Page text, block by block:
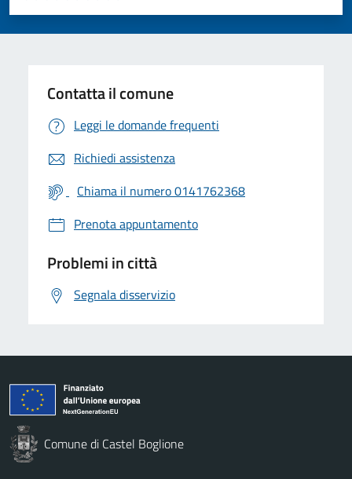
Valuta 5 stelle su 5
Valuta 4 stelle su 5
Valuta 3 stelle su 5
Valuta 2 stelle su 5
Valuta 1 stelle su 5
Contatta il comune
Leggi le domande frequenti
Richiedi assistenza
Chiama il numero 0141762368
Prenota appuntamento
Problemi in città
Segnala disservizio
Comune di Castel Boglione